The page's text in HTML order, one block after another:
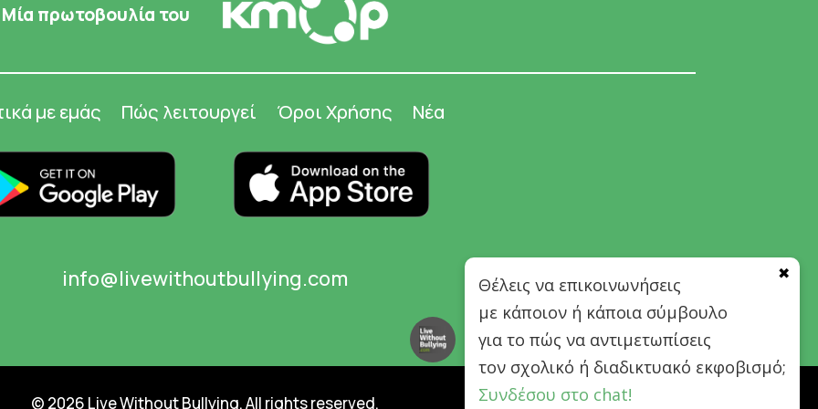
Μία πρωτοβουλία του
με εμάς Πώς λειτουργεί Όροι Χρήσης Νέα
info@livewithoutbullying.com
© 2026 Live Without Bullying. All rights reserved.
Θέλεις να επικοινωνήσεις
με κάποιον ή κάποια σύμβουλο
για το πώς να αντιμετωπίσεις
τον σχολικό ή διαδικτυακό εκφοβισμό;
Συνδέσου στο chat!
✖